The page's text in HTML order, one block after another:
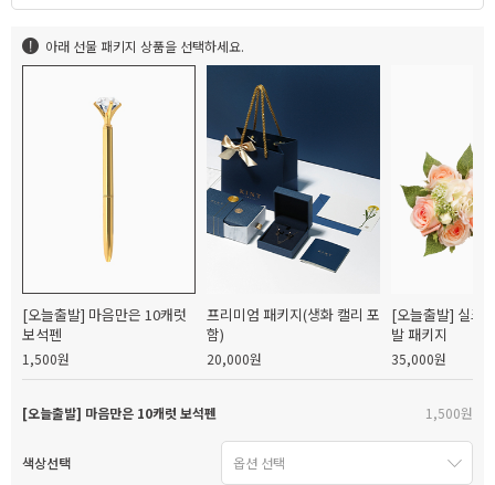
아래 선물 패키지 상품을 선택하세요.
[오늘출발] 마음만은 10캐럿
보석펜
1,500원
프리미엄 패키지(생화 캘리 포
함)
20,000원
[오늘출발] 실크
발 패키지
35,000원
[오늘출발] 마음만은 10캐럿 보석펜 1,500원
색상선택